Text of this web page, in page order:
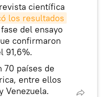
científica
los resultados
del ensayo
confirmaron
91,6%.
70 países de
entre ellos
Venezuela.